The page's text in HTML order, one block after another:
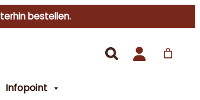
bestellen.
Infopoint